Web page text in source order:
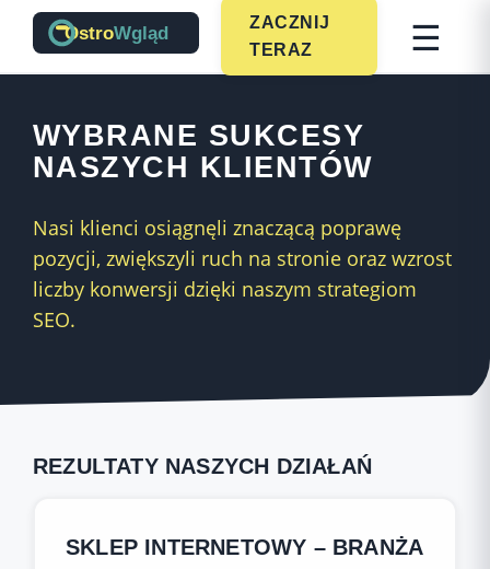
ZACZNIJ
TERAZ
☰
WYBRANE SUKCESY
NASZYCH KLIENTÓW
Nasi klienci osiągnęli znaczącą poprawę
pozycji, zwiększyli ruch na stronie oraz wzrost
liczby konwersji dzięki naszym strategiom
SEO.
REZULTATY NASZYCH DZIAŁAŃ
SKLEP INTERNETOWY – BRANŻA